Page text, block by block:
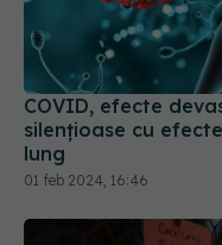
COVID, efecte
silențioase cu
lung
01 feb 2024, 16:46